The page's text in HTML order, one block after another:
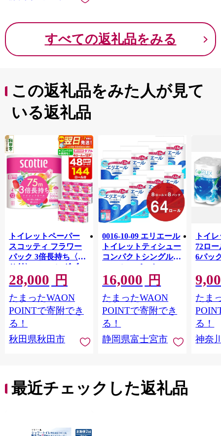
すべての返礼品をみる
この返礼品をみた人が見て
いる返礼品
トイレットペーパー
スコッティ フラワー
パック 3倍長持ち〈香
り付〉4ロール(ダブ
ル)×12パック 日用品
最短翌日発送 [スコッ
ティ フラワーパック
トイレットペーパー
日本製紙クレシア] 秋
田県秋田市
28,000 円
たまったWAON
POINTで寄附でき
る！
秋田県秋田市
0016-10-09 エリエール
トイレットティシュー
コンパクトシングル 8
ロール×8パック 64ロ
ール 1.5倍巻 82.5m
トイレットペーパー
シングル パルプ100％
香りつき 日用品 消耗
品 備蓄
16,000 円
たまったWAON
POINTで寄附でき
る！
静岡県富士宮市
トイ
72ロ
6パッ
FSCリ
長巻タ
100％
防災
ペー
川県
トペー
たま
る！
神奈
最近チェックした返礼品